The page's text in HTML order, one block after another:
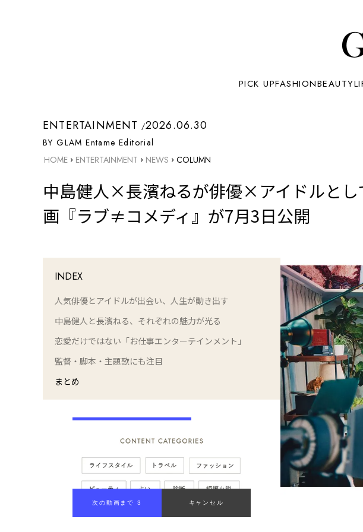
PICK UPFASHIONBEAUTY
ENTERTAINMENT 2026.06.30
BY GLAM Entame Editorial
HOME › ENTERTAINMENT › NEWS › COLUMN
中島健人×長濱ねるが俳優×アイドルと
画『ラブ≠コメディ』が7月3日公開
INDEX
人気俳優とアイドルが出会い、人生が動き出す
中島健人と長濱ねる、それぞれの魅力が光る
恋愛だけではない「お仕事エンターテインメント」
監督・脚本・主題歌にも注目
まとめ
次の動画まで 2 キャンセル